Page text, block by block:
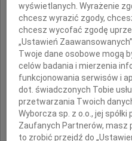
wyświetlanych. Wyrażenie
chcesz wyrazić zgody,
chcesz wycofać zgodę
„Ustawień Zaawansowanych”.
Twoje dane osobowe mogą
celów badania i mierzenia
funkcjonowania serwisów i
dot. świadczonych Tobie
przetwarzania Twoich
Wyborcza sp. z o.o., jej
Zaufanych Partnerów, masz
to zrobić przejdź do